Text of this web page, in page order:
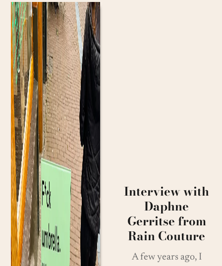
Interview with
Daphne
Gerritse from
Rain Couture
A few years ago, I